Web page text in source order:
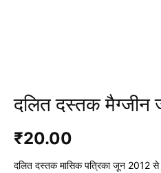
दलित दस्तक
₹20.00
दलित दस्तक मासिक पत्रिका जून 2012 से